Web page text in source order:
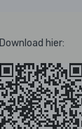
Download hier: